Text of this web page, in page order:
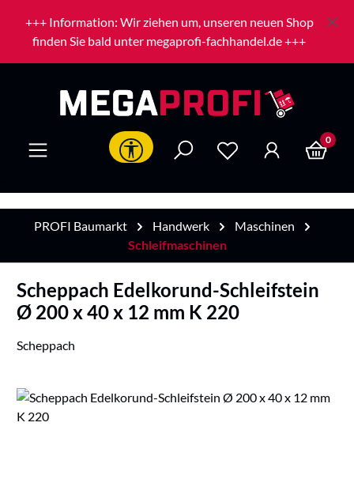
Zum Hauptinhalt springen
+++ Information: Wir ziehen um, unseren neuen Shop
finden Sie bald unter megaprofi-fachhandel.de +++
Werkzeugleiste anzeigen 0
PROFI Baumarkt Handwerk
Maschinen
Schleifmaschinen
Scheppach Edelkorund-Schleifstein
Ø 200 x 40 x 12 mm K 220
Scheppach
Bildergalerie überspringen